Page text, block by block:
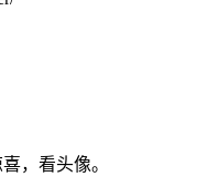
，看头像。